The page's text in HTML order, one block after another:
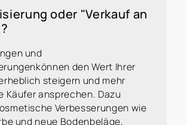
oder "Verkauf an
und
den Wert Ihrer
steigern und mehr
Käufer ansprechen. Dazu
Verbesserungen wie
und neue Bodenbeläge,
Ihnen, dass Ihre
vertraulich behandelt
Zusendung des Downloads
werden.